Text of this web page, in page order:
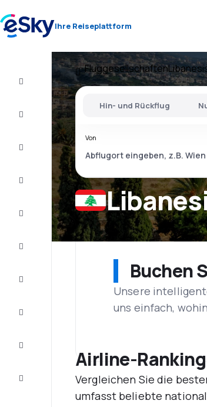
Ihre Reiseplattform
Flug+Hotel
Kurzurlaub
Kundenservice
Fluggesellschaften
Hin- und Rückflug
Von
Buchen
Unsere
uns einfach,
Airline-Ranking
Vergleichen Sie die
umfasst beliebte